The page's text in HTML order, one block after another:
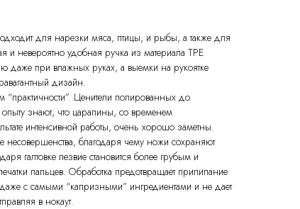
для нарезки мяса, птицы, и рыбы, а также для
невероятно удобная ручка из материала TPE
даже при влажных руках, а выемки на рукоятке
дизайн.
“практичности”. Ценители полированных до
знают, что царапины, со временем
интенсивной работы, очень хорошо заметны.
несовершенства, благодаря чему ножи сохраняют
галтовке лезвие становится более грубым и
пальцев. Обработка предотвращает прилипание
с самыми “капризными” ингредиентами и не дает
в нокаут.